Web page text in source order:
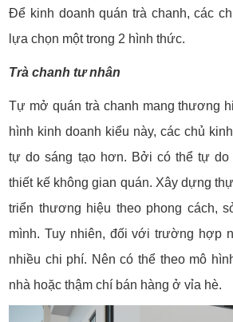
Để kinh doanh quán trà chanh, các
lựa chọn một trong 2 hình thức.
Trà chanh tư nhân
Tự mở quán trà chanh mang thương
hình kinh doanh kiểu này, các chủ
tự do sáng tạo hơn. Bởi có thể tự do
thiết kế không gian quán. Xây dựng
triển thương hiệu theo phong cách,
mình. Tuy nhiên, đối với trường hợp
nhiều chi phí. Nên có thể theo mô
nhà hoặc thậm chí bán hàng ở vỉa hè.